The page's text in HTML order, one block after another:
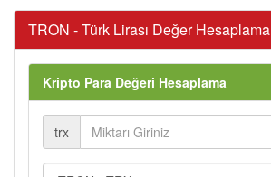
TRON - Türk Lirası Değer Hesaplama
Kripto Para Değeri Hesaplama
trx